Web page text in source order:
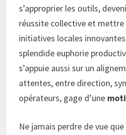
s’approprier les outils,
réussite collective et mettre
initiatives locales
splendide euphorie
s’appuie aussi sur un
attentes, entre direction,
opérateurs, gage d’une
Ne jamais perdre de vue que